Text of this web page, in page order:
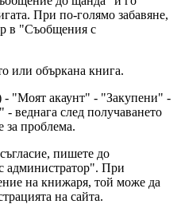
При по-голямо забавяне,
в "Съобщения с
или объркана книга.
"Моят акаунт" - "Закупени" -
веднага след получаването
за проблема.
пишете до
администратор". При
на книжаря, той може да
на сайта.